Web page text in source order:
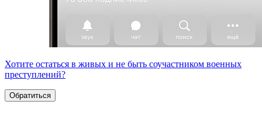
Хотите остаться в живых и не быть соучастником военных
преступлений?
Обратиться